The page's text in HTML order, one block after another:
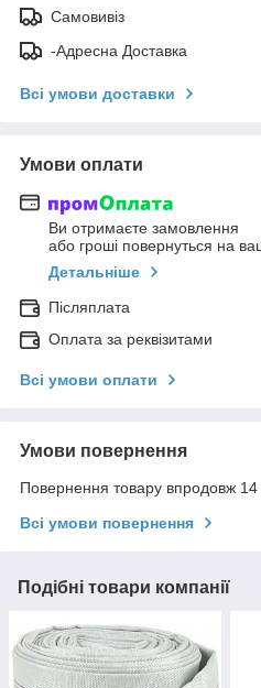
Самовивіз
-Адресна Доставка
Всі умови доставки
Умови оплати
Ви отримаєте замовлення
або гроші повернуться на
Детальніше
Післяплата
Оплата за реквізитами
Всі умови оплати
Умови повернення
Повернення товару впродовж 14
Всі умови повернення
Подібні товари компанії